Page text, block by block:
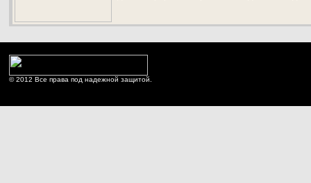
© 2012 Все права под надежной защитой.